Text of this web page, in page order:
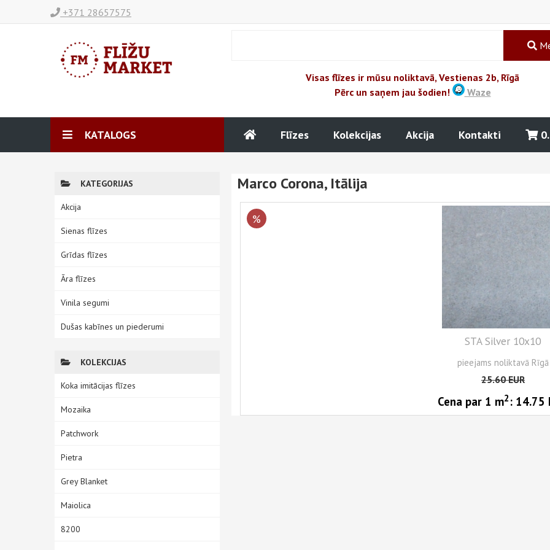
+371 28657575
Visas flīzes ir mūsu noliktavā, Vestienas 2b, Rīgā
Pērc un saņem jau šodien!
Waze
KATALOGS Flīzes Kolekcijas Akcija Kontakti
KATEGORIJAS
Akcija
Sienas flīzes
Grīdas flīzes
Āra flīzes
Vinila segumi
Dušas kabīnes un piederumi
KOLEKCIJAS
Koka imitācijas flīzes
Mozaika
Patchwork
Pietra
Grey Blanket
Maiolica
8200
Marco Corona, Itālija
STA Silver 10x10
pieejams noliktavā Rīgā
25.60EUR
Cena par 1 m2 : 14.75
%